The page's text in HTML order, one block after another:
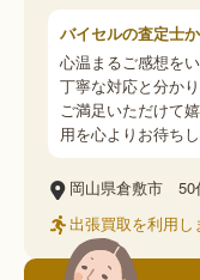
バイセルの査定士
心温まるご感想を
丁寧な対応と分か
ご満足いただけて
用を心よりお待ちし
岡山県倉敷市 50
出張買取を利用し